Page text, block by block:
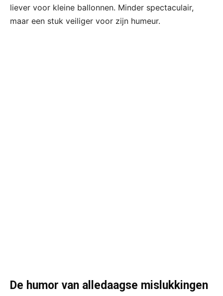
liever voor kleine ballonnen. Minder spectaculair,
maar een stuk veiliger voor zijn humeur.
De humor van alledaagse mislukkingen